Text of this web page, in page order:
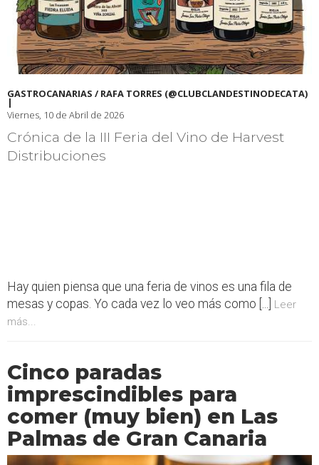
GASTROCANARIAS / RAFA TORRES (@CLUBCLANDESTINODECATA)
|
Viernes, 10 de Abril de 2026
Crónica de la III Feria del Vino de Harvest
Distribuciones
Hay quien piensa que una feria de vinos es una fila de
mesas y copas. Yo cada vez lo veo más como [...]
Leer
más...
Cinco paradas
imprescindibles para
comer (muy bien) en Las
Palmas de Gran Canaria